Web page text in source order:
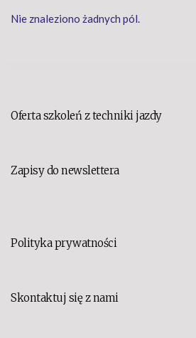
Nie znaleziono żadnych pól.
Oferta szkoleń z techniki jazdy
Zapisy do newslettera
Polityka prywatności
Skontaktuj się z nami